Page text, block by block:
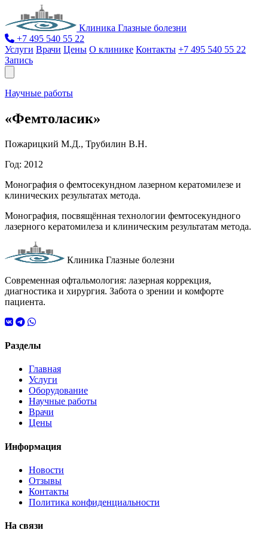
Клиника Глазные болезни
+7 495 540 55 22
Услуги Врачи Цены О клинике Контакты +7 495 540 55 22
Запись
Научные работы
«Фемтоласик»
Пожарицкий М.Д., Трубилин В.Н.
Год: 2012
Монография о фемтосекундном лазерном кератомилезе и
клинических результатах метода.
Монография, посвящённая технологии фемтосекундного
лазерного кератомилеза и клиническим результатам метода.
Клиника Глазные болезни
Современная офтальмология: лазерная коррекция,
диагностика и хирургия. Забота о зрении и комфорте
пациента.
Разделы
Главная
Услуги
Оборудование
Научные работы
Врачи
Цены
Информация
Новости
Отзывы
Контакты
Политика конфиденциальности
На связи